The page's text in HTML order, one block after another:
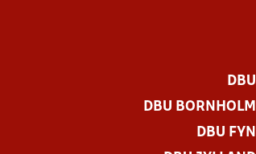
DBU
DBU BORNHOLM
DBU FYN